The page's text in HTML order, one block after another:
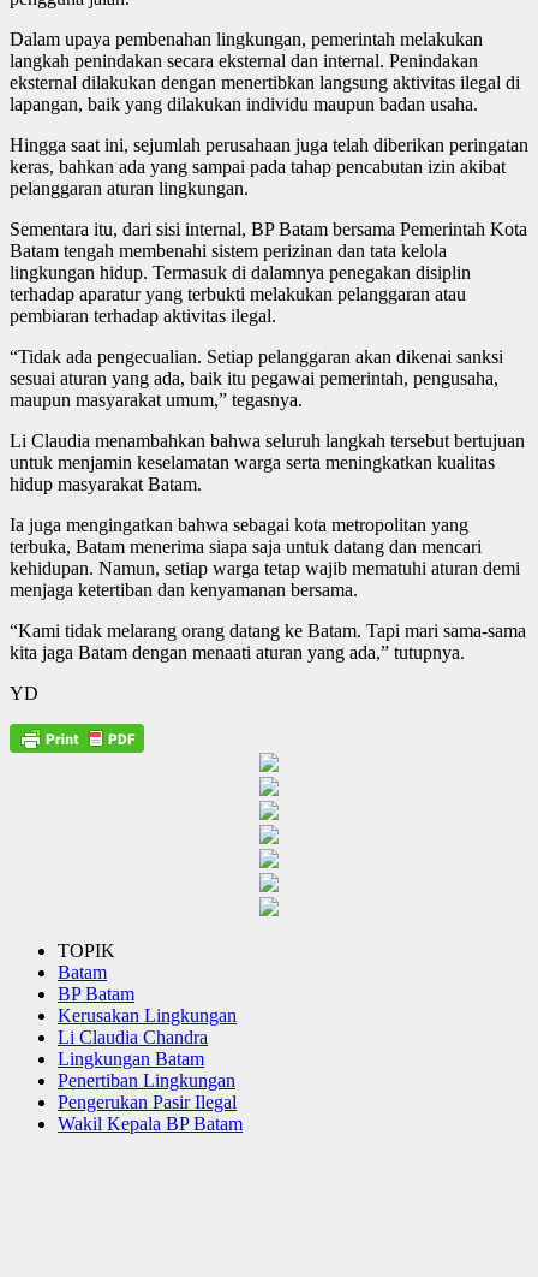
Dalam upaya pembenahan lingkungan, pemerintah melakukan
langkah penindakan secara eksternal dan internal. Penindakan
eksternal dilakukan dengan menertibkan langsung aktivitas ilegal di
lapangan, baik yang dilakukan individu maupun badan usaha.
Hingga saat ini, sejumlah perusahaan juga telah diberikan peringatan
keras, bahkan ada yang sampai pada tahap pencabutan izin akibat
pelanggaran aturan lingkungan.
Sementara itu, dari sisi internal, BP Batam bersama Pemerintah Kota
Batam tengah membenahi sistem perizinan dan tata kelola
lingkungan hidup. Termasuk di dalamnya penegakan disiplin
terhadap aparatur yang terbukti melakukan pelanggaran atau
pembiaran terhadap aktivitas ilegal.
“Tidak ada pengecualian. Setiap pelanggaran akan dikenai sanksi
sesuai aturan yang ada, baik itu pegawai pemerintah, pengusaha,
maupun masyarakat umum,” tegasnya.
Li Claudia menambahkan bahwa seluruh langkah tersebut bertujuan
untuk menjamin keselamatan warga serta meningkatkan kualitas
hidup masyarakat Batam.
Ia juga mengingatkan bahwa sebagai kota metropolitan yang
terbuka, Batam menerima siapa saja untuk datang dan mencari
kehidupan. Namun, setiap warga tetap wajib mematuhi aturan demi
menjaga ketertiban dan kenyamanan bersama.
“Kami tidak melarang orang datang ke Batam. Tapi mari sama-sama
kita jaga Batam dengan menaati aturan yang ada,” tutupnya.
YD
TOPIK
Batam
BP Batam
Kerusakan Lingkungan
Li Claudia Chandra
Lingkungan Batam
Penertiban Lingkungan
Pengerukan Pasir Ilegal
Wakil Kepala BP Batam